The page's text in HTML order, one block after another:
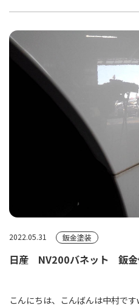
2022.05.31 鈑金塗装
日産 NV200バネット 鈑金
こんにちは、こんばんは中村で